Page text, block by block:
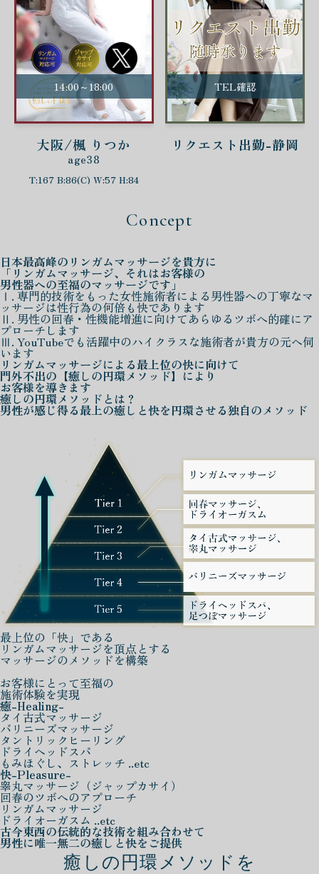
14:00～18:00
大阪/楓 りつか
age38
T:167 B:86(C) W:57 H:84
TEL確認
リクエスト出勤-静岡
Concept
日本最高峰の リンガムマッサージを貴方に
「リンガムマッサージ、それはお客様の
男性器への至福のマッサージです」
Ⅰ. 専門的技術をもった女性施術者による男性器への丁寧なマ
ッサージは性行為の何倍も快であります
Ⅱ. 男性の回春・性機能増進に向けてあらゆるツボへ的確にア
プローチします
Ⅲ. YouTubeでも活躍中のハイクラスな施術者が貴方の元へ伺
います
リンガムマッサージによる最上位の快に向けて
門外不出の 【癒しの円環メソッド】 により
お客様を導きます
癒しの円環メソッド とは？
男性が感じ得る最上の癒しと快を円環させる独自のメソッド
最上位の「快」である
リンガムマッサージを頂点とする
マッサージのメソッドを構築
お客様にとって至福の
施術体験を実現
癒-Healing-
タイ古式マッサージ
バリニーズマッサージ
タントリックヒーリング
ドライヘッドスパ
もみほぐし、ストレッチ ..etc
快-Pleasure-
睾丸マッサージ（ジャップカサイ）
回春のツボへのアプローチ
リンガムマッサージ
ドライオーガスム ..etc
古今東西の伝統的な技術を組み合わせて
男性に唯一無二の癒しと快をご提供
癒しの円環メソッドを